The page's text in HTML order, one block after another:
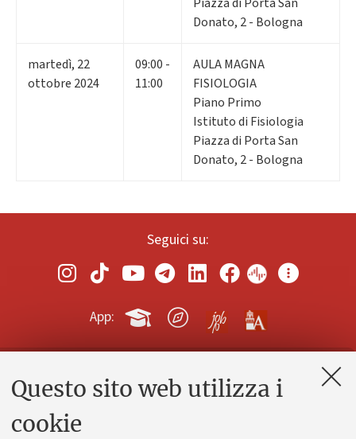
Questo sito web utilizza i
cookie
Donato, 2 - Bologna
martedì, 22
ottobre 2024
09:00 -
11:00
AULA MAGNA
FISIOLOGIA
Piano Primo
Istituto di Fisiologia
Piazza di Porta San
Donato, 2 - Bologna
Seguici su:
App:
Contatti e PEC